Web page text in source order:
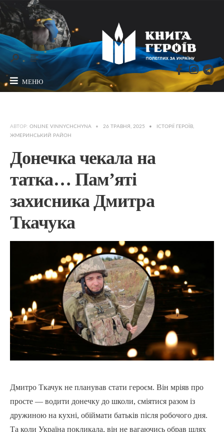
МЕНЮ
АВТОР: ONLINE VINNYCHCHYNA • 26 ТРАВНЯ, 2025 • ІСТОРІЇ ГЕРОЇВ,
ЖМЕРИНСЬКИЙ РАЙОН
Донечка чекала на
татка… Пам’яті
захисника Дмитра
Ткачука
Дмитро Ткачук не планував стати героєм. Він мріяв про
просте — водити донечку до школи, сміятися разом із
дружиною на кухні, обіймати батьків після робочого дня.
Та коли Україна покликала, він не вагаючись обрав шлях